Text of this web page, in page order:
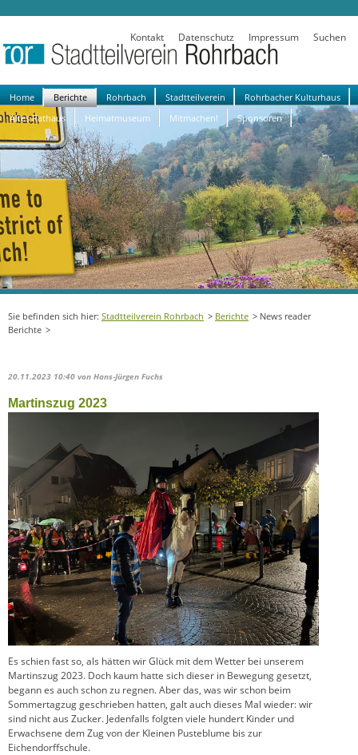
Kontakt Datenschutz Impressum Suchen
Navigation
überspringen
Home Berichte Rohrbach Stadtteilverein
Rohrbacher Kulturhaus
Altes Rathaus
Heimatmuseum Mitmachen! Sponsoren
Stadtteilverein Rohrbach Berichte
News reader
Berichte
20.11.2023 10:40 von Hans-Jürgen Fuchs
Martinszug 2023
Es schien fast so, als hätten wir Glück mit dem Wetter bei unserem
Martinszug 2023. Doch kaum hatte sich dieser in Bewegung gesetzt,
begann es auch schon zu regnen. Aber das, was wir schon beim
Sommertagzug geschrieben hatten, galt auch dieses Mal wieder: wir
sind nicht aus Zucker. Jedenfalls folgten viele hundert Kinder und
Erwachsene dem Zug von der Kleinen Pusteblume bis zur
Eichendorffschule.